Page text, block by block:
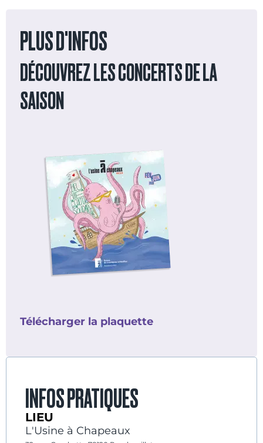
PLUS D'INFOS
DÉCOUVREZ LES CONCERTS DE LA
SAISON
Télécharger la plaquette
INFOS PRATIQUES
LIEU
L'Usine à Chapeaux